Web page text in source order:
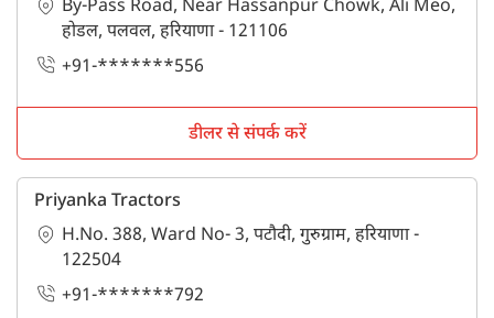
By-Pass Road, Near Hassanpur Chowk, Ali Meo,
होडल, पलवल, हरियाणा - 121106
+91-*******556
डीलर से संपर्क करें
Priyanka Tractors
H.No. 388, Ward No- 3, पटौदी, गुरुग्राम, हरियाणा -
122504
+91-*******792